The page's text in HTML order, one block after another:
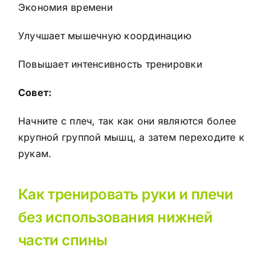
Экономия времени
Улучшает мышечную координацию
Повышает интенсивность тренировки
Совет:
Начните с плеч, так как они являются более
крупной группой мышц, а затем переходите к
рукам.
Как тренировать руки и плечи
без использования нижней
части спины